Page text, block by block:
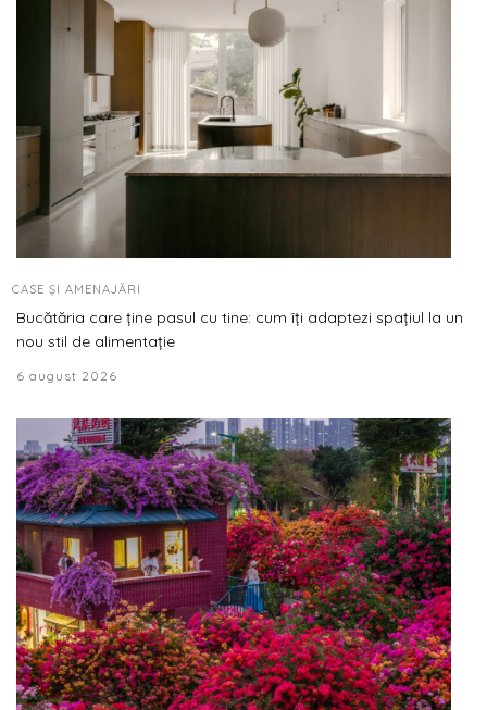
CASE ȘI AMENAJĂRI
Bucătăria care ține pasul cu tine: cum îți adaptezi spațiul la un
nou stil de alimentație
6 august 2026